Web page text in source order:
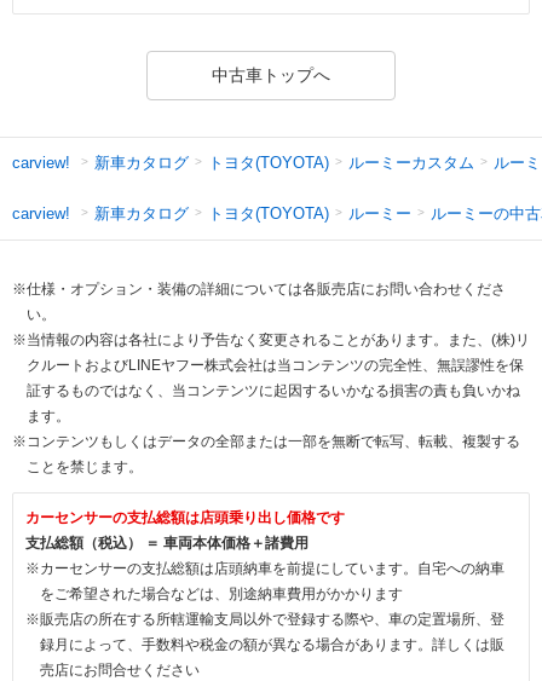
中古車トップへ
carview! 新車カタログ トヨタ(TOYOTA) ルーミーカスタム ルー
carview! 新車カタログ トヨタ(TOYOTA) ルーミー ルーミーの中
※仕様・オプション・装備の詳細については各販売店にお問い合わせくださ
い。
※当情報の内容は各社により予告なく変更されることがあります。また、(株)リ
クルートおよびLINEヤフー株式会社は当コンテンツの完全性、無誤謬性を保
証するものではなく、当コンテンツに起因するいかなる損害の責も負いかね
ます。
※コンテンツもしくはデータの全部または一部を無断で転写、転載、複製する
ことを禁じます。
カーセンサーの支払総額は店頭乗り出し価格です
支払総額（税込） ＝ 車両本体価格＋諸費用
※カーセンサーの支払総額は店頭納車を前提にしています。自宅への納車
をご希望された場合などは、別途納車費用がかかります
※販売店の所在する所轄運輸支局以外で登録する際や、車の定置場所、登
録月によって、手数料や税金の額が異なる場合があります。詳しくは販
売店にお問合せください